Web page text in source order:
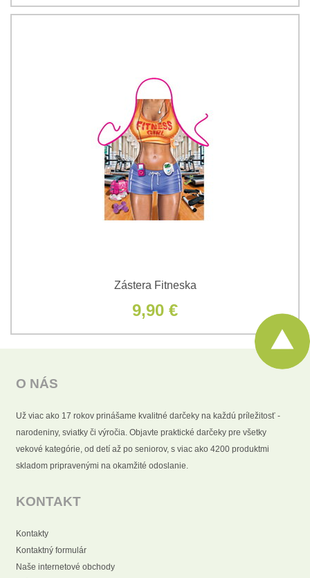
Zástera Fitneska
9,90 €
O NÁS
Už viac ako 17 rokov prinášame kvalitné darčeky na každú príležitosť -
narodeniny, sviatky či výročia. Objavte praktické darčeky pre všetky
vekové kategórie, od detí až po seniorov, s viac ako 4200 produktmi
skladom pripravenými na okamžité odoslanie.
KONTAKT
Kontakty
Kontaktný formulár
Naše internetové obchody